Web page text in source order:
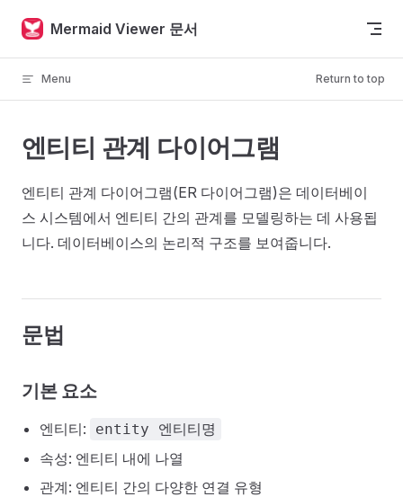
Skip to content
Mermaid Viewer 문서
Menu Return to top
엔티티 관계 다이어그램
엔티티 관계 다이어그램(ER 다이어그램)은 데이터베이
스 시스템에서 엔티티 간의 관계를 모델링하는 데 사용됩
니다. 데이터베이스의 논리적 구조를 보여줍니다.
문법
기본 요소
엔티티: entity 엔티티명
속성: 엔티티 내에 나열
관계: 엔티티 간의 다양한 연결 유형